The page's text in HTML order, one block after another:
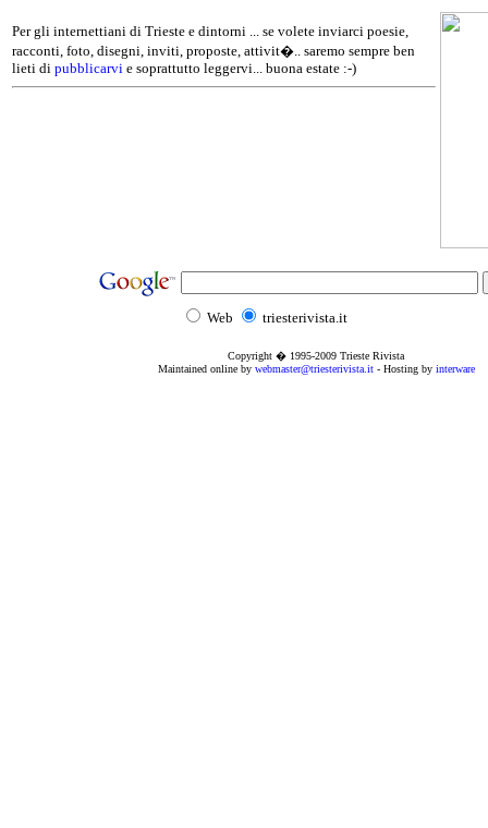
Per gli internettiani di Trieste e dintorni ... se volete inviarci poesie,
racconti, foto, disegni, inviti, proposte, attivit�.. saremo sempre ben
lieti di pubblicarvi e soprattutto leggervi... buona estate :-)
Web triesterivista.it
Copyright � 1995-2009 Trieste Rivista
Maintained online by webmaster@triesterivista.it- Hosting by interware